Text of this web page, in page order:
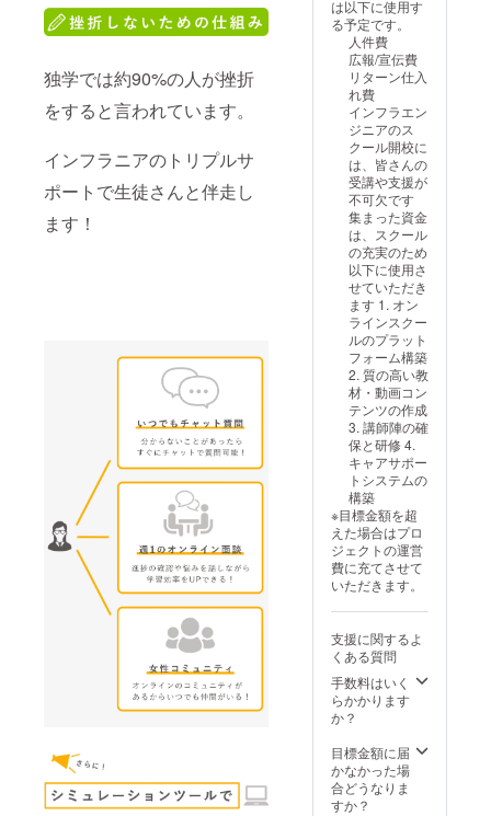
独学では約90%の人が挫折
をすると言われています。
インフラニアのトリプルサ
ポートで生徒さんと伴走し
ます！
応を検
討しま
す。 ご
要望な
どは備
ご記載
くださ
い。
免責事
項 モニ
ターは
満足度
を保証
のでは
ありま
せん
が、全
力でサ
ポート
いたし
ます。
受講困
難な場
合は、
振替対
応を検
討しま
す。 ご
要望な
どは備
考欄に
ご記載
くださ
い。
ン・イ
ンター
ネット
回線）
は各自
をお願
いしま
す。 受
講生都
合で
キャン
セルの
場合、
事前に
ご連絡
くださ
い。 ■
免責事
項 モニ
ターは
満足度
を保証
するも
のでは
ありま
せん
が、全
ポート
いたし
ます。
受講困
難な場
応を検
討しま
す。 ご
要望な
どは備
ご記載
くださ
い。
いただ
きま
す。 そ
の他ご
要望な
考欄に
ご記載
くださ
い。
【代表1
日サ
ポー
ト】→
このリ
は任意
です。
・提供
内容：
代表田
中がビ
ジネス
やプロ
ジェク
トなど
のサ
ポート
を全力
で1日サ
ポート
しま
す。 ・
提供場
所：首
都圏内
（オン
ライン
トも
可） そ
の他詳
細は相
談をし
せてい
ただき
ます。
【代表
と未来
ディ
ナー
会】→
このリ
が異な
ること
があり
ますの
で予め
くださ
い。
【メル
マガ配
信】 ・
提供方
法：
メール
で送付
・配信
頻度：
不定期
で月に
数回行
う予定
【代表1
日サ
ポー
ト】→
このリ
ターン
は任意
・提供
内容：
代表田
中がビ
ジネス
トなど
のサ
ポート
を全力
で1日サ
しま
す。 ・
提供場
所：首
さい。
※オリジ
ナル
グッズ
の写真
階での
イメー
ジで
す。デ
ザイン
やサイ
ズなど
が異な
ること
があり
ますの
で予め
ご了承
くださ
い。
【メル
マガ配
信】 ・
提供方
法：
メール
で送付
頻度：
不定期
で月に
数回行
う予定
を語る
ランチ
会】→
このリ
ターン
です。
場所は
都内で
す。遠
W50×H
50mm
素材：
アート
紙、ク
セパ ※
オリジ
ナル
グッズ
を送付
するた
め、お
名前・
お届け
先住
所・電
話番号
を入力
して下
さい。
※オリジ
ナル
グッズ
の写真
は現段
階での
イメー
す。デ
ザイン
やサイ
ズなど
が異な
があり
ますの
で予め
くださ
い。 そ
どは備
考欄に
ご記載
Google
Meet）
その他
ご要望
などは
備考欄
にご記
載くだ
さい。
して下
さい。
【カウ
ンセリ
ング】
概要：1
時間程
度 ・有
効期
限：25
年5月末
まで ・
受講方
法：オ
ンライ
ン
（zoom
または
Google
Meet）
その他
ご要望
などは
備考欄
にご記
載くだ
さい。
mm、
・容
量：約
5L ・素
材：植
(ジュー
ト)、他
※オリジ
ナル
グッズ
を送付
するた
め、お
名前・
お届け
先住
所・電
話番号
を入力
して下
さい。
【カウ
ンセリ
ング】
・実施
概要：1
時間程
効期
限：25
年5月末
まで ・
受講方
法：オ
ン
（zoom
または
Google
Meet）
ご要望
などは
備考欄
にご記
は以下に使用す
る予定です。
人件費
広報/宣伝費
リターン仕入
れ費
インフラエン
ジニアのス
クール開校に
は、皆さんの
受講や支援が
不可欠です
集まった資金
は、スクール
の充実のため
以下に使用さ
せていただき
ます️ 1. オン
ラインスクー
ルのプラット
フォーム構築
2. 質の高い教
材・動画コン
テンツの作成
3. 講師陣の確
保と研修 4.
キャアサポー
トシステムの
構築
※目標金額を超
えた場合はプロ
ジェクトの運営
費に充てさせて
いただきます。
支援に関するよ
くある質問
手数料はいく
らかかります
か？
目標金額に届
かなかった場
合どうなりま
すか？